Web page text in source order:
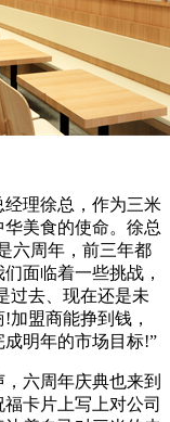
理徐总，作为三米
美食的使命。徐总
六周年，前三年都
面临着一些挑战，
过去、现在还是未
盟商能挣到钱，
明年的市场目标!”
六周年庆典也来到
卡片上写上对公司